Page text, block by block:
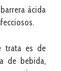
ácida
trata es de
de bebida,